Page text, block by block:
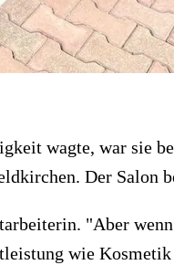
wagte, war sie
Der Salon
"Aber
wie